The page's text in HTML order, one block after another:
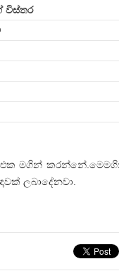
විස්තර
මගින් කරන්නේ.මෙමගින්
ලබාදේනවා.